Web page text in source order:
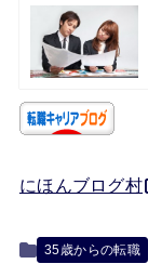
にほんブログ村
35歳からの転職